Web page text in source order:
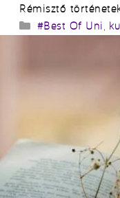
Rémisztő
Kategória
#Best Of Uni